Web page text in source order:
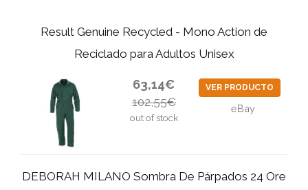
Result Genuine Recycled - Mono Action de
Reciclado para Adultos Unisex
63,14€
102,55€
out of stock
VER PRODUCTO
eBay
DEBORAH MILANO Sombra De Párpados 24 Ore